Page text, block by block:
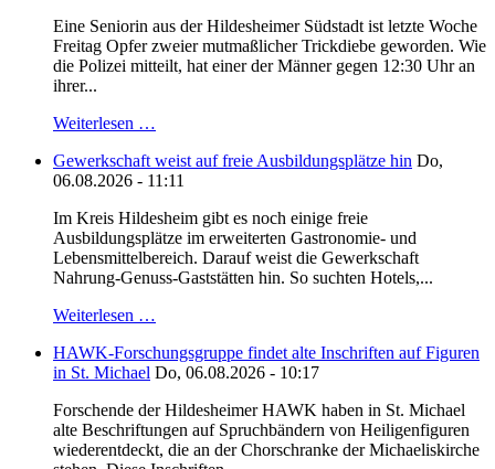
Eine Seniorin aus der Hildesheimer Südstadt ist letzte Woche
Freitag Opfer zweier mutmaßlicher Trickdiebe geworden. Wie
die Polizei mitteilt, hat einer der Männer gegen 12:30 Uhr an
ihrer...
Weiterlesen …
Gewerkschaft weist auf freie Ausbildungsplätze hin Do,
06.08.2026 - 11:11
Im Kreis Hildesheim gibt es noch einige freie
Ausbildungsplätze im erweiterten Gastronomie- und
Lebensmittelbereich. Darauf weist die Gewerkschaft
Nahrung-Genuss-Gaststätten hin. So suchten Hotels,...
Weiterlesen …
HAWK-Forschungsgruppe findet alte Inschriften auf Figuren
in St. Michael Do, 06.08.2026 - 10:17
Forschende der Hildesheimer HAWK haben in St. Michael
alte Beschriftungen auf Spruchbändern von Heiligenfiguren
wiederentdeckt, die an der Chorschranke der Michaeliskirche